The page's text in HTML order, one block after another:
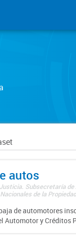
autos
Subsecretaría
de la
de automotores
Automotor y Créditos